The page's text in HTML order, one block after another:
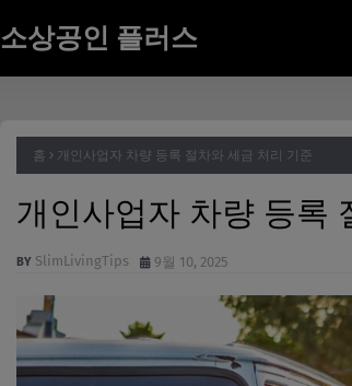
소상공인 플러스
홈 개인사업자 차량 등록 절차와 세금 처리 기준
개인사업자 차량 등록
SlimLivingTips 9월 10, 2025